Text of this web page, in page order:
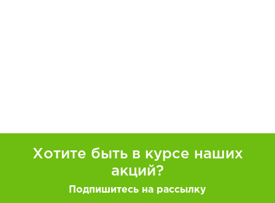
Хотите быть в курсе наших
акций?
Подпишитесь на рассылку